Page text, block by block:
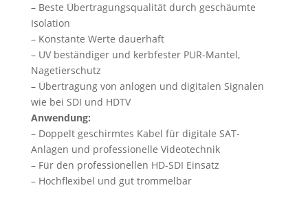
– Beste Übertragungsqualität durch geschäumte
Isolation
– Konstante Werte dauerhaft
– UV beständiger und kerbfester PUR-Mantel,
Nagetierschutz
– Übertragung von anlogen und digitalen Signalen
wie bei SDI und HDTV
Anwendung:
– Doppelt geschirmtes Kabel für digitale SAT-
Anlagen und professionelle Videotechnik
– Für den professionellen HD-SDI Einsatz
– Hochflexibel und gut trommelbar